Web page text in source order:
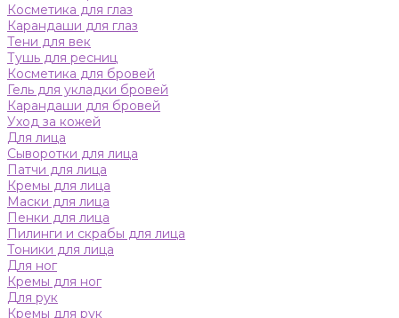
Косметика для глаз
Карандаши для глаз
Тени для век
Тушь для ресниц
Косметика для бровей
Гель для укладки бровей
Карандаши для бровей
Уход за кожей
Для лица
Сыворотки для лица
Патчи для лица
Кремы для лица
Маски для лица
Пенки для лица
Пилинги и скрабы для лица
Тоники для лица
Для ног
Кремы для ног
Для рук
Кремы для рук